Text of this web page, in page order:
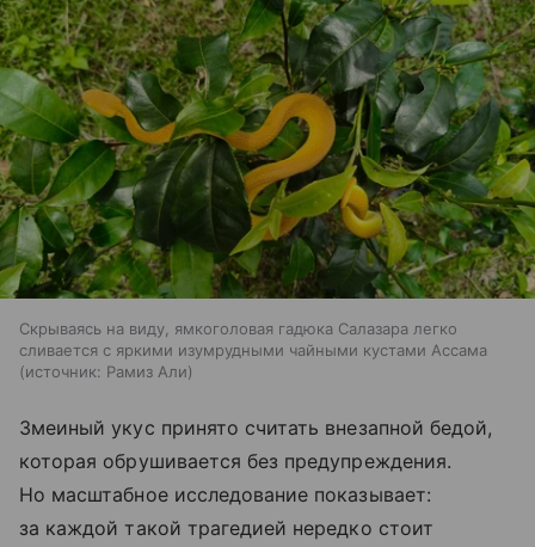
Скрываясь на виду, ямкоголовая гадюка Салазара легко
сливается с яркими изумрудными чайными кустами Ассама
источник: Рамиз Али
Змеиный укус принято считать внезапной бедой,
которая обрушивается без предупреждения.
Но масштабное исследование показывает:
за каждой такой трагедией нередко стоит